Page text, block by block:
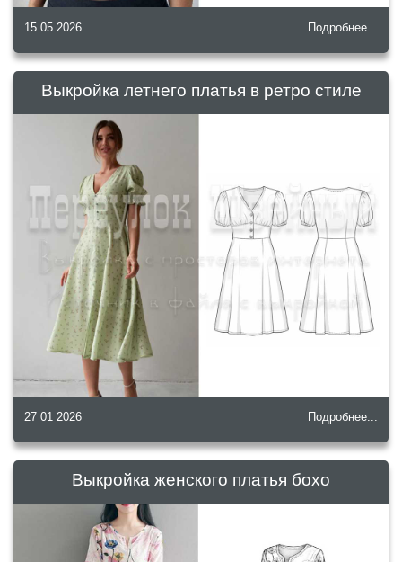
15 05 2026 Подробнее...
Выкройка летнего платья в ретро стиле
27 01 2026 Подробнее...
Выкройка женского платья бохо